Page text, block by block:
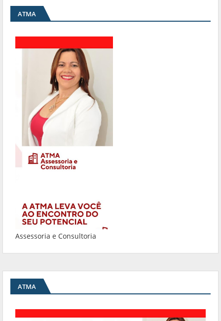
ATMA
Assessoria e Consultoria
ATMA